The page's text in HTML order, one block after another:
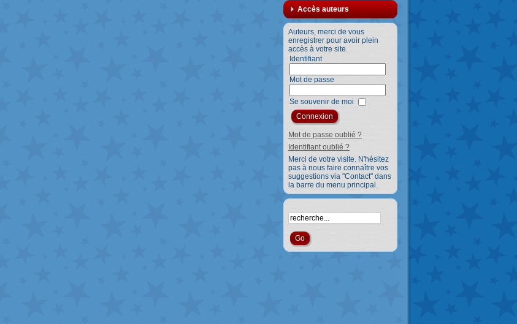
Accès auteurs
Auteurs, merci de vous
enregistrer pour avoir plein
accès à votre site.
Identifiant
Mot de passe
Se souvenir de moi
Mot de passe oublié ?
Identifiant oublié ?
Merci de votre visite. N'hésitez
pas à nous faire connaître vos
suggestions via "Contact" dans
la barre du menu principal.